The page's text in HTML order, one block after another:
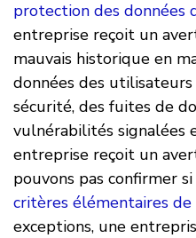
protection des données
entreprise reçoit un
mauvais historique en
données des
sécurité, des fuites de
vulnérabilités signalées
entreprise reçoit un
pouvons pas confirmer
critères élémentaires de
exceptions, une